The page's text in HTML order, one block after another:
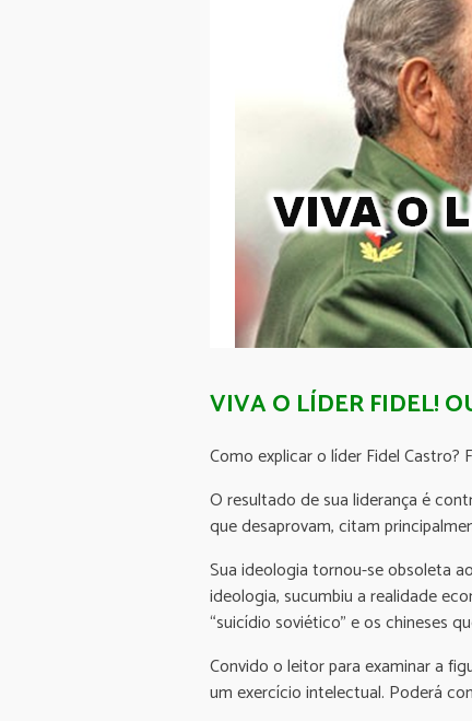
VIVA O LÍDER FIDEL!
Como explicar o líder Fidel Castro?
O resultado de sua liderança é
que desaprovam, citam
Sua ideologia tornou-se obsoleta
ideologia, sucumbiu a realidade
“suicídio soviético” e os chineses
Convido o leitor para examinar a
um exercício intelectual. Poderá